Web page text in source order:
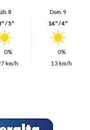
8
/ 5º
0%
km/h
Dom. 9
14º / 4º
0%
13 km/h